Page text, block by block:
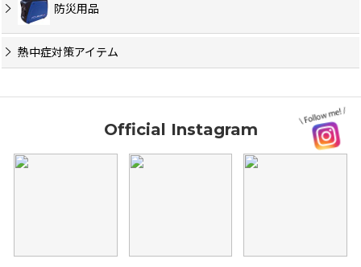
防災用品
熱中症対策アイテム
Official Instagram